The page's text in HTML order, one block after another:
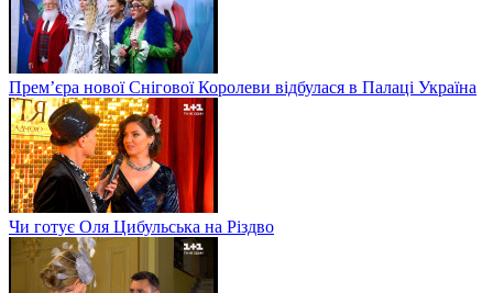
Прем’єра нової Снігової Королеви відбулася в Палаці Україна
Чи готує Оля Цибульська на Різдво